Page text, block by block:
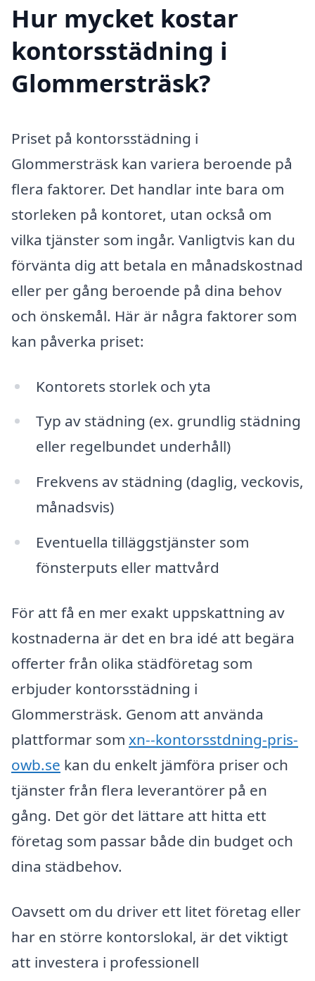
Hur mycket kostar
kontorsstädning i
Glommersträsk?
Priset på kontorsstädning i
Glommersträsk kan variera beroende på
flera faktorer. Det handlar inte bara om
storleken på kontoret, utan också om
vilka tjänster som ingår. Vanligtvis kan du
förvänta dig att betala en månadskostnad
eller per gång beroende på dina behov
och önskemål. Här är några faktorer som
kan påverka priset:
Kontorets storlek och yta
Typ av städning (ex. grundlig städning
eller regelbundet underhåll)
Frekvens av städning (daglig, veckovis,
månadsvis)
Eventuella tilläggstjänster som
fönsterputs eller mattvård
För att få en mer exakt uppskattning av
kostnaderna är det en bra idé att begära
offerter från olika städföretag som
erbjuder kontorsstädning i
Glommersträsk. Genom att använda
plattformar som xn--kontorsstdning-pris-
owb.se kan du enkelt jämföra priser och
tjänster från flera leverantörer på en
gång. Det gör det lättare att hitta ett
företag som passar både din budget och
dina städbehov.
Oavsett om du driver ett litet företag eller
har en större kontorslokal, är det viktigt
att investera i professionell